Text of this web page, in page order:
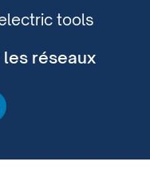
tools
les réseaux